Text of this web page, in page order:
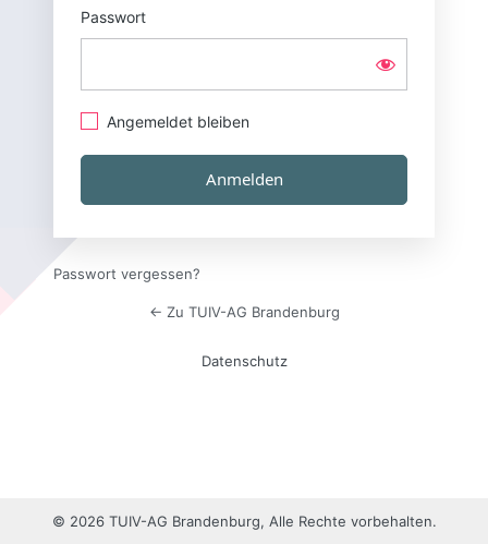
Passwort
Angemeldet bleiben
Passwort vergessen?
← Zu TUIV-AG Brandenburg
Datenschutz
© 2026 TUIV-AG Brandenburg, Alle Rechte vorbehalten.